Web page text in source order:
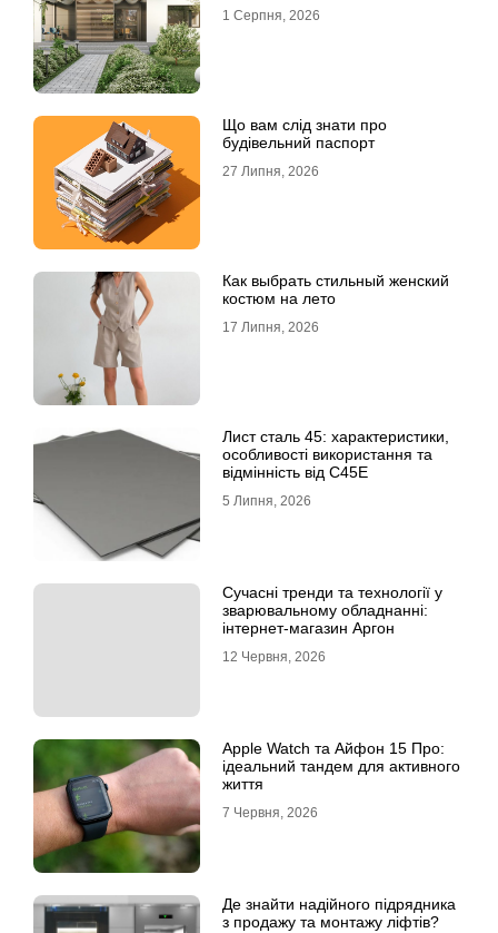
1 Серпня, 2026
Що вам слід знати про
будівельний паспорт
27 Липня, 2026
Как выбрать стильный женский
костюм на лето
17 Липня, 2026
Лист сталь 45: характеристики,
особливості використання та
відмінність від C45E
5 Липня, 2026
Сучасні тренди та технології у
зварювальному обладнанні:
інтернет-магазин Аргон
12 Червня, 2026
Apple Watch та Айфон 15 Про:
ідеальний тандем для активного
життя
7 Червня, 2026
Де знайти надійного підрядника
з продажу та монтажу ліфтів?